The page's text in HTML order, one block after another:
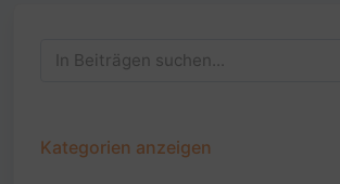
Kategorien anzeigen